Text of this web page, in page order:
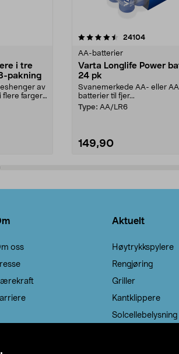
i tre
pakning
av
flere farger.
24104
AA-batterier
Varta Longlife Power
24 pk
Svanemerkede AA- eller
batterier til fjer...
Type: AA/LR6
149,90
4.5av 5 stjerner
oss
Aktuelt
Høytrykkspylere
Rengjøring
Griller
Kantklippere
Solcellebelysning